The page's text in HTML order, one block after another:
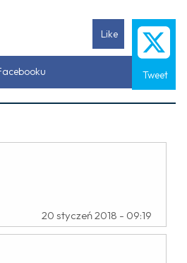
Like
Tweet
20 styczeń 2018 - 09:19